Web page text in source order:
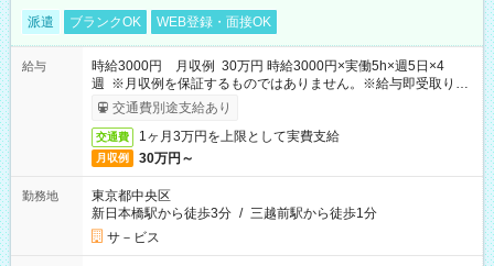
派遣 ブランクOK WEB登録・面接OK
給与
時給3000円 月収例 30万円 時給3000円×実働5h×週5日×4
週 ※月収例を保証するものではありません。※給与即受取りサ
ービス利用可（利用条件有）
交通費別途支給あり
交通費 1ヶ月3万円を上限として実費支給
月収例 30万円～
勤務地
東京都中央区
新日本橋駅から徒歩3分 / 三越前駅から徒歩1分
サ－ビス